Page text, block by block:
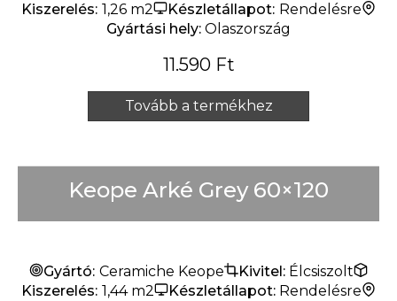
Kiszerelés: 1,26 m2 Készletállapot: Rendelésre
Gyártási hely: Olaszország
11.590 Ft
Tovább a termékhez
Keope Arké Grey 60×120
Gyártó: Ceramiche Keope Kivitel: Élcsiszolt
Kiszerelés: 1,44 m2 Készletállapot: Rendelésre